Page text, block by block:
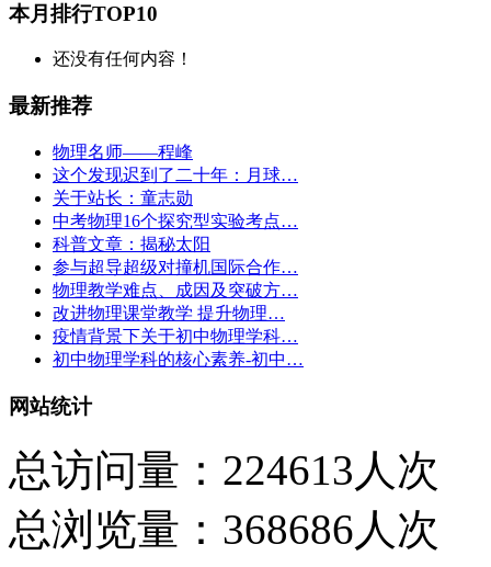
本月排行TOP10
还没有任何内容！
最新推荐
物理名师——程峰
这个发现迟到了二十年：月球…
关于站长：童志勋
中考物理16个探究型实验考点…
科普文章：揭秘太阳
参与超导超级对撞机国际合作…
物理教学难点、成因及突破方…
改进物理课堂教学 提升物理…
疫情背景下关于初中物理学科…
初中物理学科的核心素养-初中…
网站统计
总访问量：224613人次
总浏览量：368686人次